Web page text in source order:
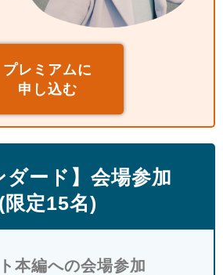
プレミアムに
申し込む
ダード】会場参加
(限定15名)
本編への会場参加